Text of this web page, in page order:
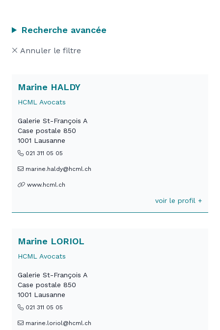
Recherche avancée
Annuler le filtre
Marine HALDY
HCML Avocats
Galerie St-François A
Case postale 850
1001 Lausanne
021 311 05 05
marine.haldy@hcml.ch
www.hcml.ch
voir le profil +
Marine LORIOL
HCML Avocats
Galerie St-François A
Case postale 850
1001 Lausanne
021 311 05 05
marine.loriol@hcml.ch